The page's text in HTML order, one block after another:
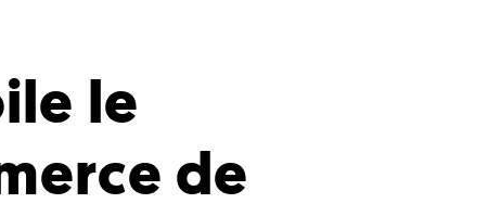
le
de